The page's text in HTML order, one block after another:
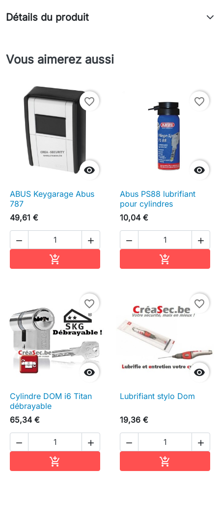
Détails du produit
Vous aimerez aussi

favorite_border
ABUS Keygarage Abus
787
49,61 €
 


favorite_border
Abus PS88 lubrifiant
pour cylindres
10,04 €
 


favorite_border
Cylindre DOM i6 Titan
débrayable
65,34 €
 


favorite_border
Lubrifiant stylo Dom
19,36 €
 
